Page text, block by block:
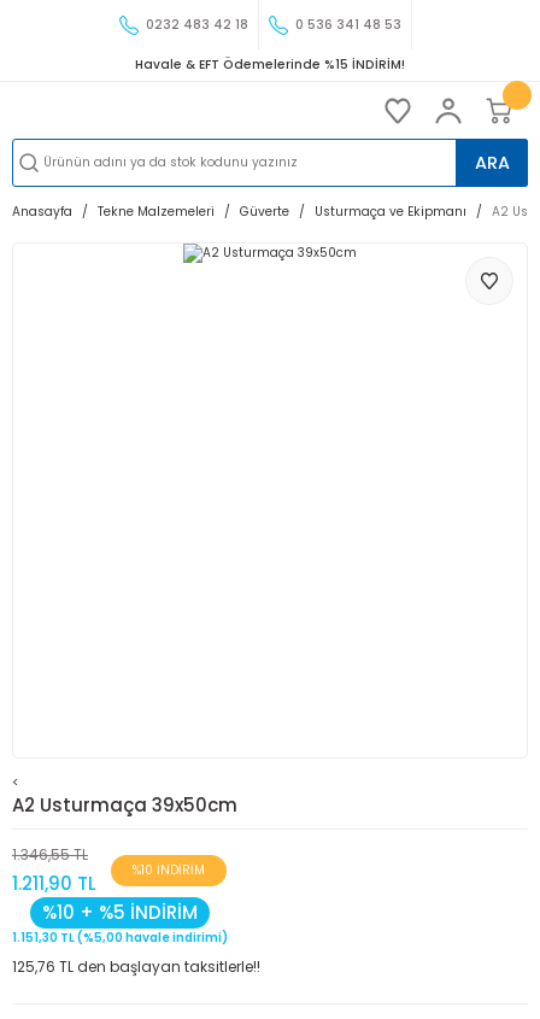
0232 483 42 18 0 536 341 48 53
Havale & EFT Ödemelerinde %15 İNDİRİM!
ARA
Anasayfa Tekne Malzemeleri Güverte Usturmaça ve Ekipmanı A2
<
A2 Usturmaça 39x50cm
1.346,55 TL
1.211,90 TL
%10 İNDİRİM
%10 + %5 İNDİRİM
1.151,30 TL (%5,00 havale indirimi)
125,76 TL den başlayan taksitlerle!!